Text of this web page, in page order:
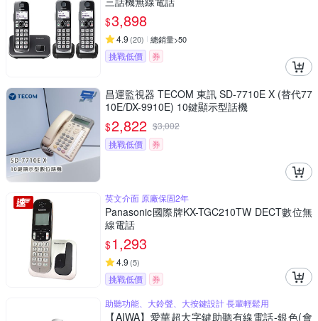
$3,898
4.9 (20) 總銷量>50
挑戰低價 券
昌運監視器 TECOM 東訊 SD-7710E X (替代77
10E/DX-9910E) 10鍵顯示型話機
$2,822 $3,002
挑戰低價
券
英文介面 原廠保固2年
Panasonic國際牌KX-TGC210TW DECT數位無
線電話
$1,293
4.9 (5)
挑戰低價
券
助聽功能、大鈴聲、大按鍵設計 長輩輕鬆用
【AIWA】愛華超大字鍵助聽有線電話-銀色(會